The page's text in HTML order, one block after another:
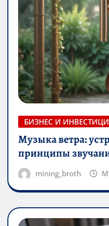
БИЗНЕС И
Музыка ветра:
принципы
mining_broth